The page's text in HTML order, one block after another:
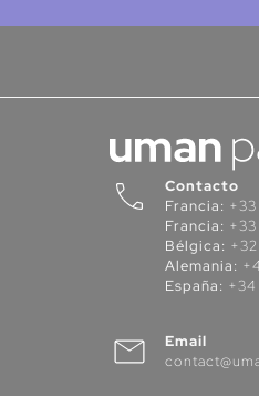
Contacto
Francia:
Francia:
Bélgica:
Alemania:
España:
Email